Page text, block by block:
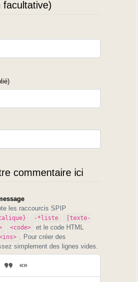
facultative)
commentaire ici
les raccourcis SPIP
-*liste
[texte-
<code> et le code HTML
. Pour créer des
simplement des lignes vides.